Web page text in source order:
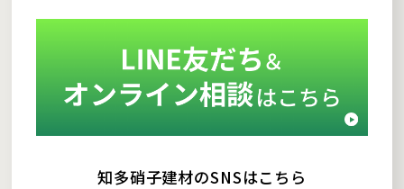
知多硝子建材のSNSはこちら